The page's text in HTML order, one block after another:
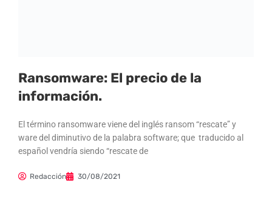
Ransomware: El precio de la
información.
El término ransomware viene del inglés ransom “rescate” y
ware del diminutivo de la palabra software; que traducido al
español vendría siendo “rescate de
Redacción 30/08/2021